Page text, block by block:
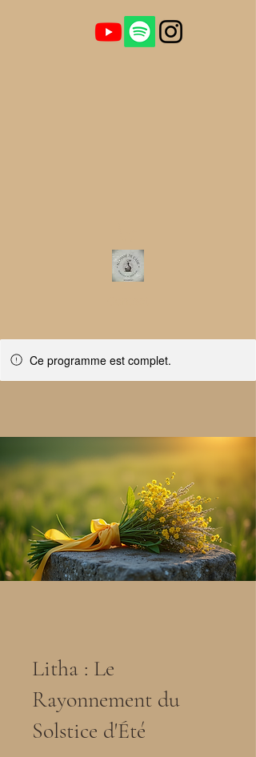
Ce programme est complet.
Litha : Le
Rayonnement du
Solstice d'Été